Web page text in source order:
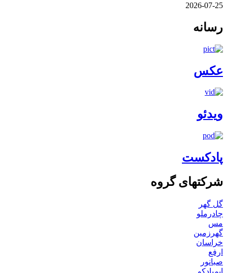
2026-07-25
رسانه
عکس
ویدئو
پادکست
شرکتهای گروه
گل گهر
چادرملو
مس
گهرزمین
خراسان
ارفع
صبانور
ایمپادکو